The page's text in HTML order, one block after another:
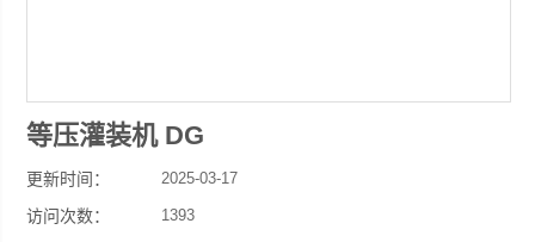
等压灌装机 DG
更新时间： 2025-03-17
访问次数： 1393